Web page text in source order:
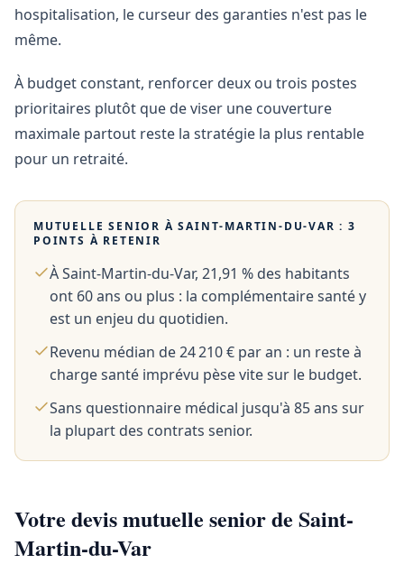
hospitalisation, le curseur des garanties n'est pas le
même.
À budget constant, renforcer deux ou trois postes
prioritaires plutôt que de viser une couverture
maximale partout reste la stratégie la plus rentable
pour un retraité.
MUTUELLE SENIOR ÀSAINT-MARTIN-DU-VAR : 3
POINTS À RETENIR
À Saint-Martin-du-Var, 21,91 % des habitants
ont 60 ans ou plus : la complémentaire santé y
est un enjeu du quotidien.
Revenu médian de 24 210 € par an : un reste à
charge santé imprévu pèse vite sur le budget.
Sans questionnaire médical jusqu'à 85 ans sur
la plupart des contrats senior.
Votre devis mutuelle senior de Saint-
Martin-du-Var